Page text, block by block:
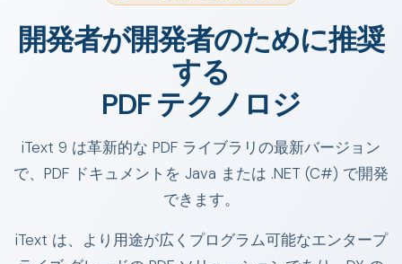
開発者が開発者のために推奨
する
PDF テクノロジ
iText 9 は革新的な PDF ライブラリの最新バージョン
で、PDF ドキュメントを Java または .NET (C#) で開発
できます。
iText は、より用途が広くプログラム可能なエンタープ